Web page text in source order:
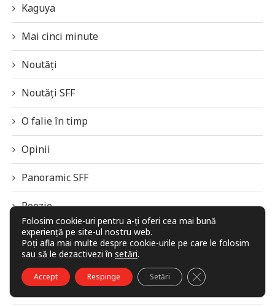
Kaguya
Mai cinci minute
Noutăți
Noutăți SFF
O falie în timp
Opinii
Panoramic SFF
Poezie
Povestiri
Premiile revistei Galaxia 42
Privind spre viitor
Folosim cookie-uri pentru a-ți oferi cea mai bună
experiență pe site-ul nostru web.
Poți afla mai multe despre cookie-urile pe care le folosim
sau să le dezactivezi în setări.
Accept Respinge Setări CLOSE GDPR